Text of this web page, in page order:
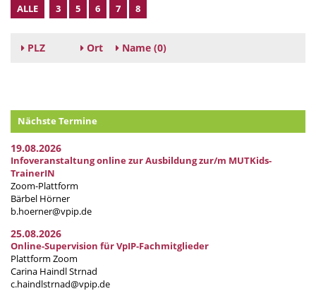
ALLE 3 5 6 7 8
PLZ Ort Name (0)
Nächste Termine
19.08.2026
Infoveranstaltung online zur Ausbildung zur/m MUTKids-
TrainerIN
Zoom-Plattform
Bärbel Hörner
b.hoerner@vpip.de
25.08.2026
Online-Supervision für VpIP-Fachmitglieder
Plattform Zoom
Carina Haindl Strnad
c.haindlstrnad@vpip.de